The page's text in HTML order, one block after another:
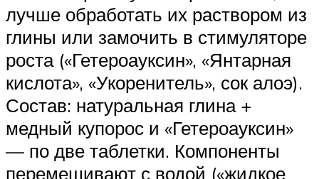
лучше обработать их раствором из
глины или замочить в стимуляторе
роста («Гетероауксин», «Янтарная
кислота», «Укоренитель», сок алоэ).
Состав: натуральная глина +
медный купорос и «Гетероауксин»
— по две таблетки. Компоненты
перемешивают с водой («жидкое